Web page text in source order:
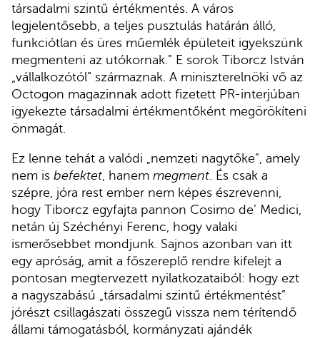
társadalmi szintű értékmentés. A város
legjelentősebb, a teljes pusztulás határán álló,
funkciótlan és üres műemlék épületeit igyekszünk
megmenteni az utókornak.” E sorok Tiborcz István
„vállalkozótól” származnak. A miniszterelnöki vő az
Octogon magazinnak adott fizetett PR-interjúban
igyekezte társadalmi értékmentőként megörökíteni
önmagát.
Ez lenne tehát a valódi „nemzeti nagytőke”, amely
nem is befektet , hanem megment . És csak a
szépre, jóra rest ember nem képes észrevenni,
hogy Tiborcz egyfajta pannon Cosimo de’ Medici,
netán új Széchényi Ferenc, hogy valaki
ismerősebbet mondjunk. Sajnos azonban van itt
egy apróság, amit a főszereplő rendre kifelejt a
pontosan megtervezett nyilatkozataiból: hogy ezt
a nagyszabású „társadalmi szintű értékmentést”
jórészt csillagászati összegű vissza nem térítendő
állami támogatásból, kormányzati ajándék